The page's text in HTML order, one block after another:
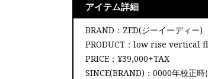
アイテム詳細
BRAND：ZED(ジーイーディー)
PRODUCT：low rise vertical
PRICE：¥39,000+TAX
SINCE(BRAND)：0000年校正